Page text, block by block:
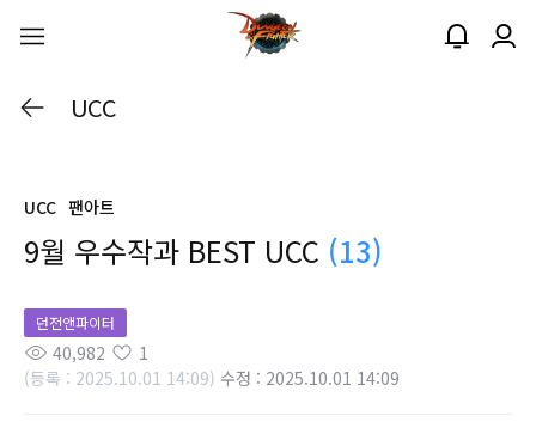
UCC
UCC 팬아트
9월 우수작과 BEST UCC (13)
던전앤파이터
40,982
1
(등록 : 2025.10.01 14:09) 수정 : 2025.10.01 14:09